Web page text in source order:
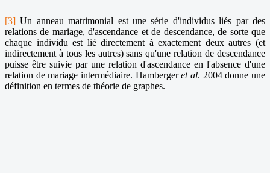
[3] Un anneau matrimonial est une série d'individus liés par des
relations de mariage, d'ascendance et de descendance, de sorte que
chaque individu est lié directement à exactement deux autres (et
indirectement à tous les autres) sans qu'une relation de descendance
puisse être suivie par une relation d'ascendance en l'absence d'une
relation de mariage intermédiaire. Hambergeret al. 2004 donne une
définition en termes de théorie de graphes.